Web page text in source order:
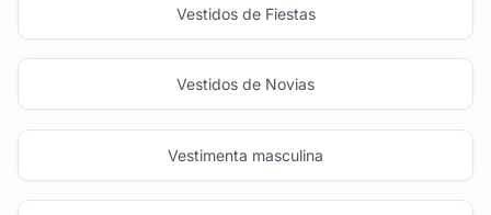
Vestidos de Fiestas
Vestidos de Novias
Vestimenta masculina